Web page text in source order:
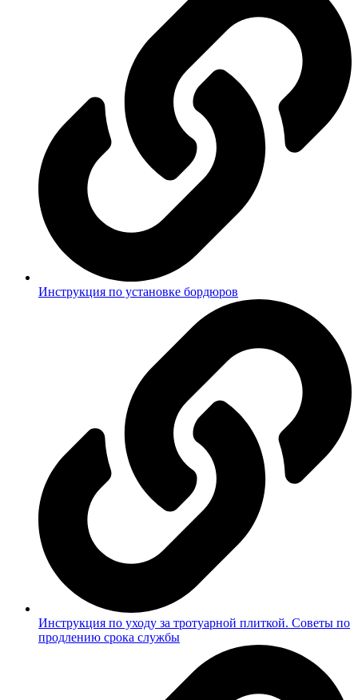
Инструкция по установке бордюров
Инструкция по уходу за тротуарной плиткой. Советы по
продлению срока службы